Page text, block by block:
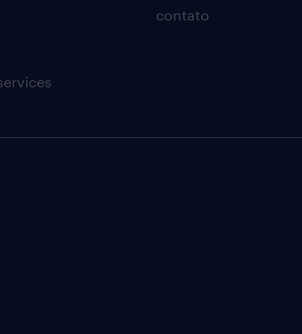
contato